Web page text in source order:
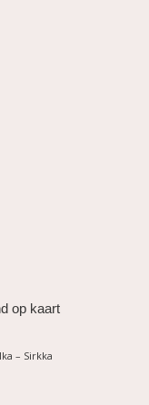
op kaart
– Sirkka